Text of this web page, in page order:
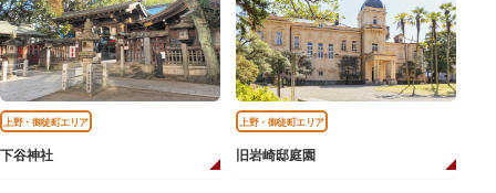
上野・御徒町エリア
下谷神社
上野・御徒町エリア
旧岩崎邸庭園